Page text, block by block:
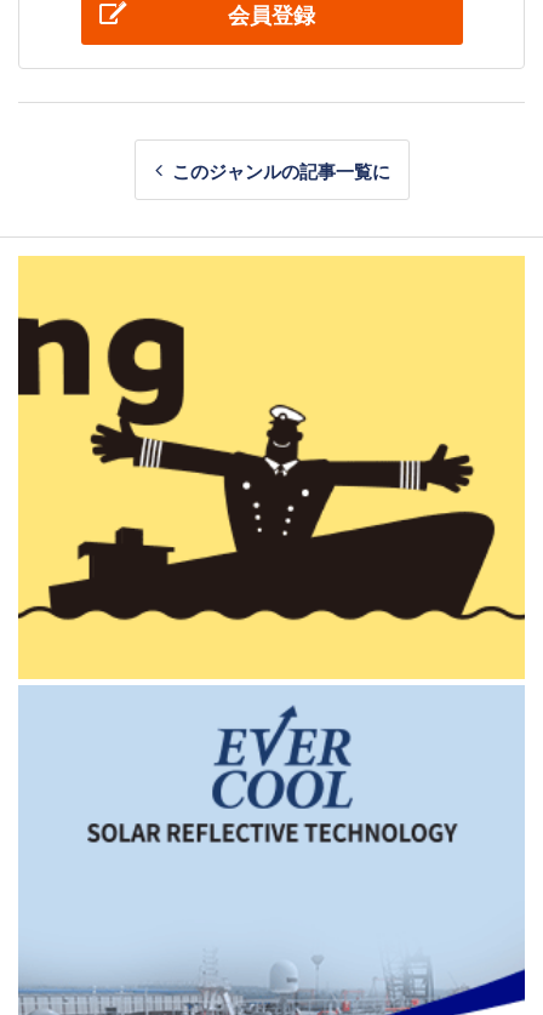
会員登録
このジャンルの記事一覧に